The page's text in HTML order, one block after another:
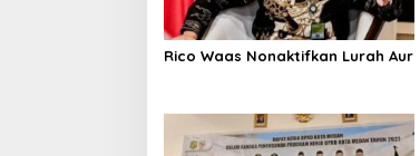
Rico Waas Nonaktifkan Lurah Aur